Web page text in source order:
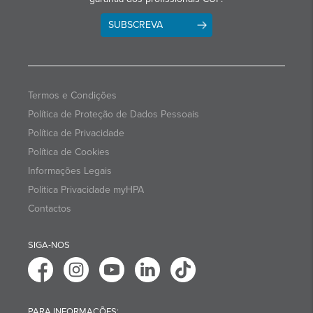
SUBSCREVA
Termos e Condições
Política de Proteção de Dados Pessoais
Política de Privacidade
Política de Cookies
Informações Legais
Politica Privacidade myHPA
Contactos
SIGA-NOS